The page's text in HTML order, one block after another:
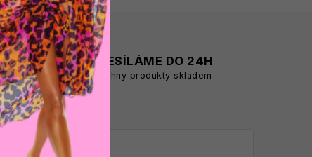
ODESÍLÁME DO 24H
všechny produkty skladem